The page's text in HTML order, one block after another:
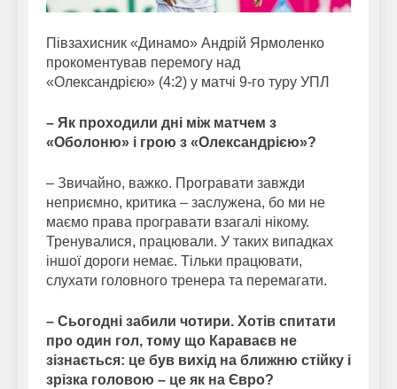
Півзахисник «Динамо» Андрій Ярмоленко
прокоментував перемогу над
«Олександрією» (4:2) у матчі 9-го туру УПЛ
– Як проходили дні між матчем з
«Оболоню» і грою з «Олександрією»?
– Звичайно, важко. Програвати завжди
неприємно, критика – заслужена, бо ми не
маємо права програвати взагалі нікому.
Тренувалися, працювали. У таких випадках
іншої дороги немає. Тільки працювати,
слухати головного тренера та перемагати.
– Сьогодні забили чотири. Хотів спитати
про один гол, тому що Караваєв не
зізнається: це був вихід на ближню стійку і
зрізка головою – це як на Євро?